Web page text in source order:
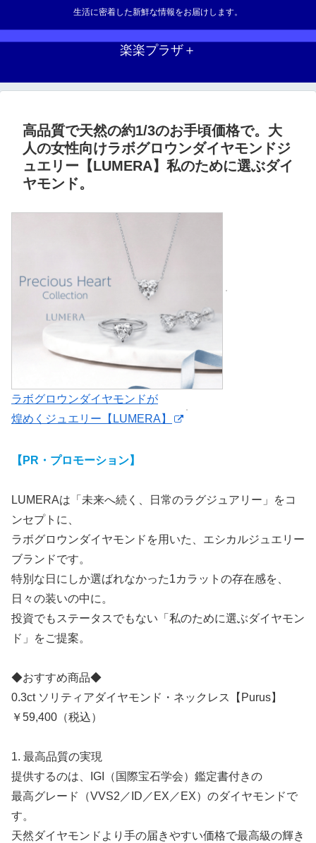
生活に密着した新鮮な情報をお届けします。
楽楽プラザ＋
高品質で天然の約1/3のお手頃価格で。大
人の女性向けラボグロウンダイヤモンドジ
ュエリー【LUMERA】私のために選ぶダイ
ヤモンド。
ラボグロウンダイヤモンドが
煌めくジュエリー【LUMERA】
【PR・プロモーション】
LUMERAは「未来へ続く、日常のラグジュアリー」をコ
ンセプトに、
ラボグロウンダイヤモンドを用いた、エシカルジュエリー
ブランドです。
特別な日にしか選ばれなかった1カラットの存在感を、
日々の装いの中に。
投資でもステータスでもない「私のために選ぶダイヤモン
ド」をご提案。
◆おすすめ商品◆
0.3ct ソリティアダイヤモンド・ネックレス【Purus】
￥59,400（税込）
1. 最高品質の実現
提供するのは、IGI（国際宝石学会）鑑定書付きの
最高グレード（VVS2／ID／EX／EX）のダイヤモンドで
す。
天然ダイヤモンドより手の届きやすい価格で最高級の輝き